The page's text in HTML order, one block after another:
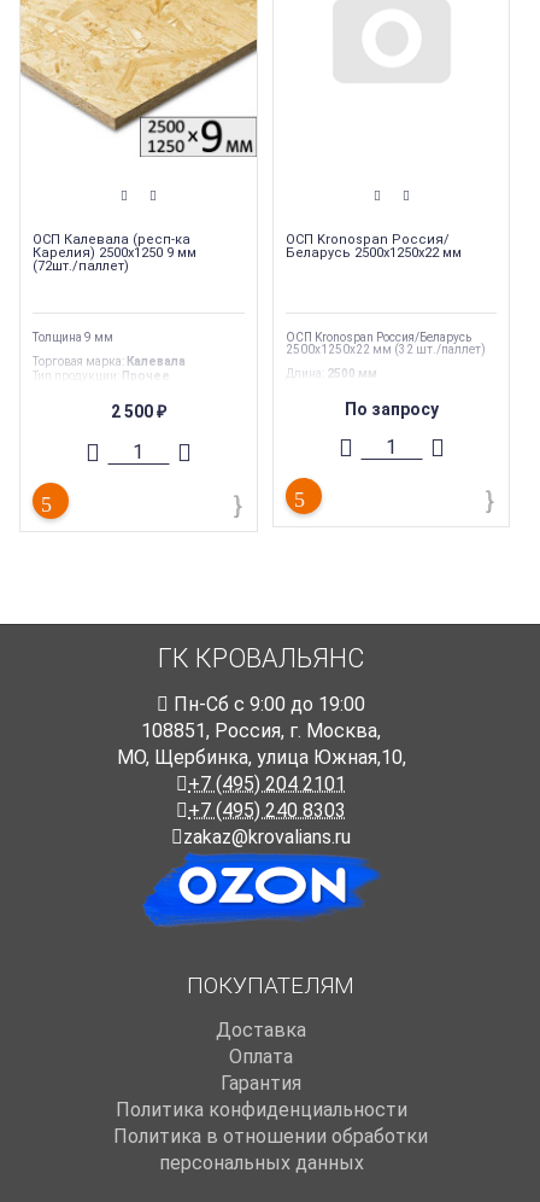
ОСП Калевала (респ-ка
Карелия) 2500х1250 9 мм
(72шт./паллет)
Толщина 9 мм
Торговая марка: Калевала
Тип продукции
Прочее
1250 мм
2500 мм2 500 ₽
ОСП Kronospan Россия/
Беларусь 2500х1250х22 мм
ОСП Kronospan Россия/Беларусь
2500х1250х22 мм (32 шт./паллет)
Длина 2500 мм
22 мм
По запросу
ГК КРОВАЛЬЯНС
Пн-Cб с 9:00 до 19:00
108851, Россия, г. Москва,
МО, Щербинка, улица Южная,10,
+7 (495) 204 2101
+7 (495) 240 8303
zakaz@krovalians.ru
ПОКУПАТЕЛЯМ
Доставка
Оплата
Гарантия
Политика конфиденциальности
Политика в отношении обработки
персональных данных